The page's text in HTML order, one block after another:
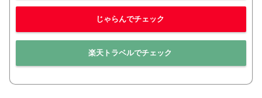
じゃらんでチェック
楽天トラベルでチェック